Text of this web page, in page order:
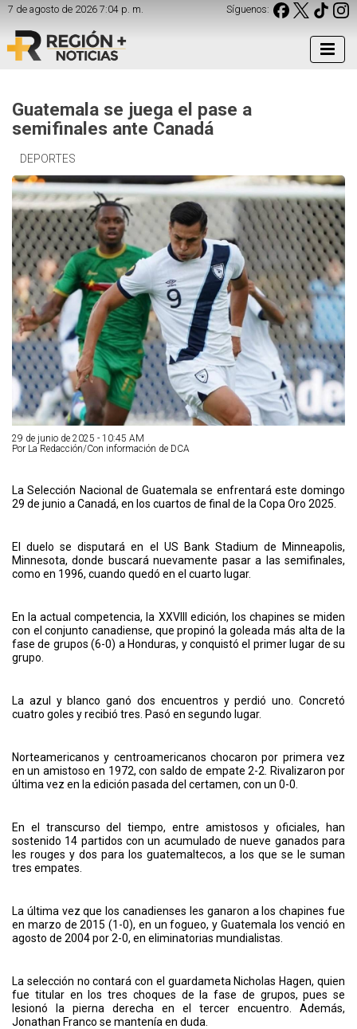
7 de agosto de 2026 7:04 p. m. Síguenos:
Guatemala se juega el pase a
semifinales ante Canadá
DEPORTES
29 de junio de 2025 - 10:45 AM
Por La Redacción/Con información de DCA
La Selección Nacional de Guatemala se enfrentará este domingo
29 de junio a Canadá, en los cuartos de final de la Copa Oro 2025.
El duelo se disputará en el US Bank Stadium de Minneapolis,
Minnesota, donde buscará nuevamente pasar a las semifinales,
como en 1996, cuando quedó en el cuarto lugar.
En la actual competencia, la XXVIII edición, los chapines se miden
con el conjunto canadiense, que propinó la goleada más alta de la
fase de grupos (6-0) a Honduras, y conquistó el primer lugar de su
grupo.
La azul y blanco ganó dos encuentros y perdió uno. Concretó
cuatro goles y recibió tres. Pasó en segundo lugar.
Norteamericanos y centroamericanos chocaron por primera vez
en un amistoso en 1972, con saldo de empate 2-2. Rivalizaron por
última vez en la edición pasada del certamen, con un 0-0.
En el transcurso del tiempo, entre amistosos y oficiales, han
sostenido 14 partidos con un acumulado de nueve ganados para
les rouges y dos para los guatemaltecos, a los que se le suman
tres empates.
La última vez que los canadienses les ganaron a los chapines fue
en marzo de 2015 (1-0), en un fogueo, y Guatemala los venció en
agosto de 2004 por 2-0, en eliminatorias mundialistas.
La selección no contará con el guardameta Nicholas Hagen, quien
fue titular en los tres choques de la fase de grupos, pues se
lesionó la pierna derecha en el tercer encuentro. Además,
Jonathan Franco se mantenía en duda.